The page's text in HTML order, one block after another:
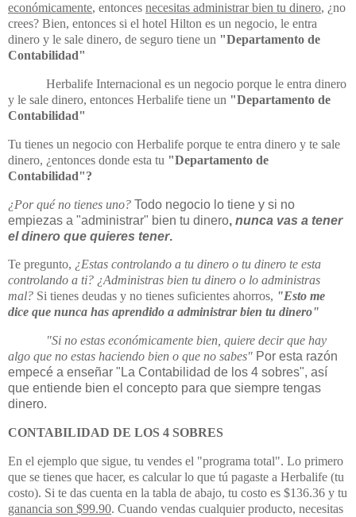
económicamente, entonces necesitas administrar bien tu dinero, ¿no
crees? Bien, entonces si el hotel Hilton es un negocio, le entra
dinero y le sale dinero, de seguro tiene un "Departamento de
Contabilidad"
Herbalife Internacional es un negocio porque le entra dinero
y le sale dinero, entonces Herbalife tiene un "Departamento de
Contabilidad"
Tu tienes un negocio con Herbalife porque te entra dinero y te sale
dinero, ¿entonces donde esta tu "Departamento de
Contabilidad"?
¿Por qué no tienes uno? Todo negocio lo tiene y si no
empiezas a "administrar" bien tu dinero, nunca vas a tener
el dinero que quieres tener.
Te pregunto, ¿Estas controlando a tu dinero o tu dinero te esta
controlando a ti? ¿Administras bien tu dinero o lo administras
mal? Si tienes deudas y no tienes suficientes ahorros, "Esto me
dice que nunca has aprendido a administrar bien tu dinero"
"Si no estas económicamente bien, quiere decir que hay
algo que no estas haciendo bien o que no sabes" Por esta razón
empecé a enseñar "La Contabilidad de los 4 sobres", así
que entiende bien el concepto para que siempre tengas
dinero.
CONTABILIDAD DE LOS 4 SOBRES
En el ejemplo que sigue, tu vendes el "programa total". Lo primero
que se tienes que hacer, es calcular lo que tú pagaste a Herbalife (tu
costo). Si te das cuenta en la tabla de abajo, tu costo es $136.36 y tu
ganancia son $99.90. Cuando vendas cualquier producto, necesitas